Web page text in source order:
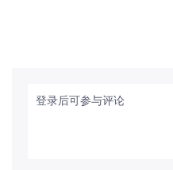
登录后可参与评论